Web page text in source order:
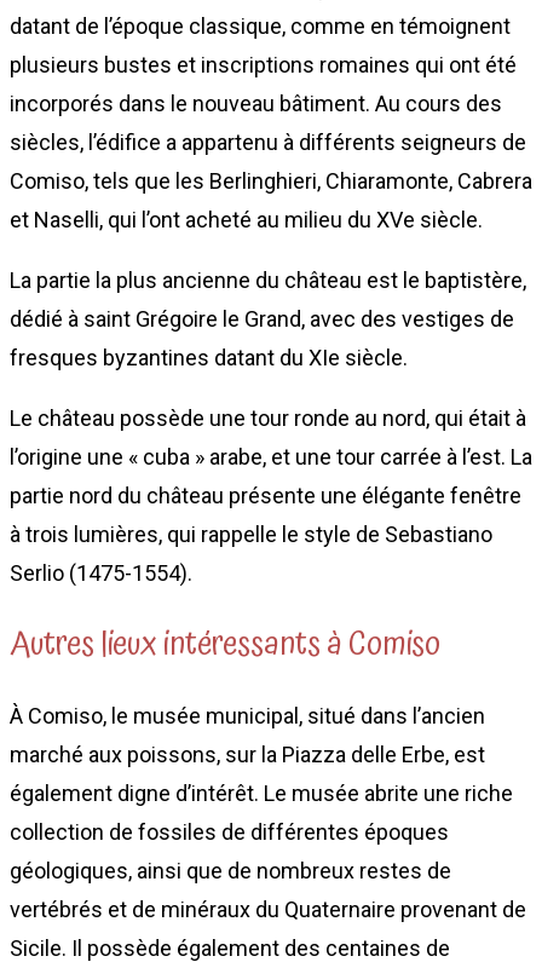
datant de l’époque classique, comme en témoignent
plusieurs bustes et inscriptions romaines qui ont été
incorporés dans le nouveau bâtiment. Au cours des
siècles, l’édifice a appartenu à différents seigneurs de
Comiso, tels que les Berlinghieri, Chiaramonte, Cabrera
et Naselli, qui l’ont acheté au milieu du XVe siècle.
La partie la plus ancienne du château est le baptistère,
dédié à saint Grégoire le Grand, avec des vestiges de
fresques byzantines datant du XIe siècle.
Le château possède une tour ronde au nord, qui était à
l’origine une « cuba » arabe, et une tour carrée à l’est. La
partie nord du château présente une élégante fenêtre
à trois lumières, qui rappelle le style de Sebastiano
Serlio (1475-1554).
Autres lieux intéressants à Comiso
À Comiso, le musée municipal, situé dans l’ancien
marché aux poissons, sur la Piazza delle Erbe, est
également digne d’intérêt. Le musée abrite une riche
collection de fossiles de différentes époques
géologiques, ainsi que de nombreux restes de
vertébrés et de minéraux du Quaternaire provenant de
Sicile. Il possède également des centaines de